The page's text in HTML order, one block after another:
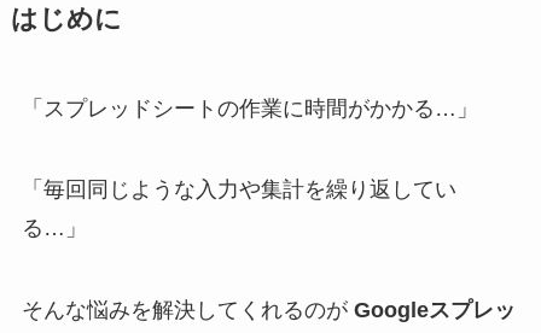
はじめに
「スプレッドシートの作業に時間がかかる…」
「毎回同じような入力や集計を繰り返してい
る…」
そんな悩みを解決してくれるのが Googleスプレッ